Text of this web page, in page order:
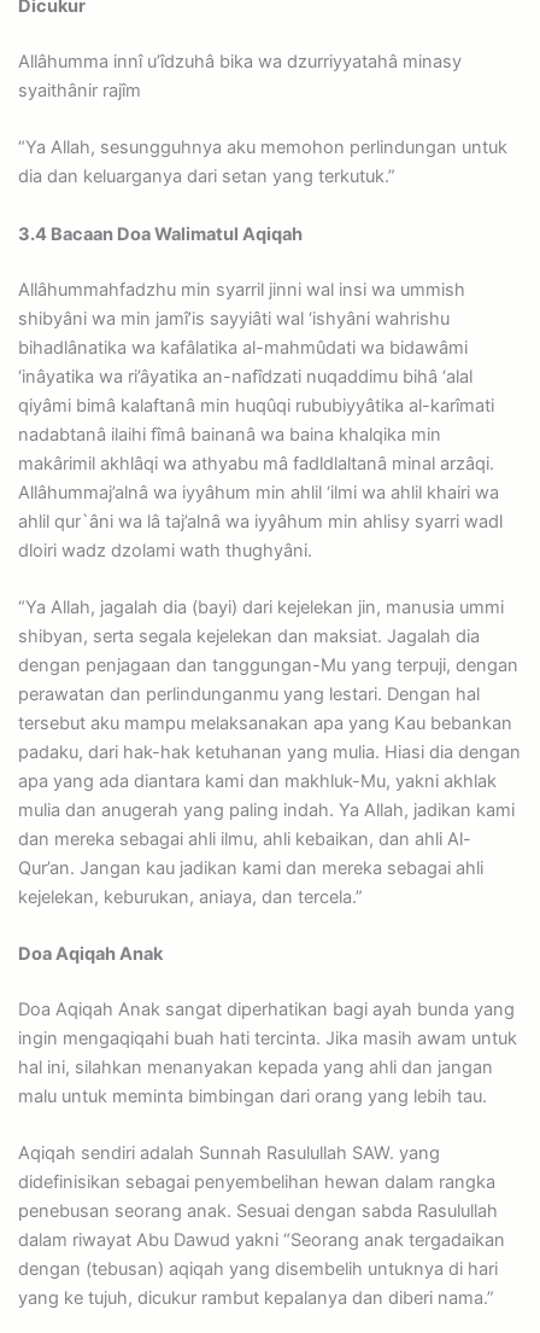
Dicukur
Allâhumma innî u’îdzuhâ bika wa dzurriyyatahâ minasy
syaithânir rajîm
“Ya Allah, sesungguhnya aku memohon perlindungan untuk
dia dan keluarganya dari setan yang terkutuk.”
3.4 Bacaan Doa Walimatul Aqiqah
Allâhummahfadzhu min syarril jinni wal insi wa ummish
shibyâni wa min jamî’is sayyiâti wal ‘ishyâni wahrishu
bihadlânatika wa kafâlatika al-mahmûdati wa bidawâmi
‘inâyatika wa ri’âyatika an-nafîdzati nuqaddimu bihâ ‘alal
qiyâmi bimâ kalaftanâ min huqûqi rububiyyâtika al-karîmati
nadabtanâ ilaihi fîmâ bainanâ wa baina khalqika min
makârimil akhlâqi wa athyabu mâ fadldlaltanâ minal arzâqi.
Allâhummaj’alnâ wa iyyâhum min ahlil ‘ilmi wa ahlil khairi wa
ahlil qur`âni wa lâ taj’alnâ wa iyyâhum min ahlisy syarri wadl
dloiri wadz dzolami wath thughyâni.
“Ya Allah, jagalah dia (bayi) dari kejelekan jin, manusia ummi
shibyan, serta segala kejelekan dan maksiat. Jagalah dia
dengan penjagaan dan tanggungan-Mu yang terpuji, dengan
perawatan dan perlindunganmu yang lestari. Dengan hal
tersebut aku mampu melaksanakan apa yang Kau bebankan
padaku, dari hak-hak ketuhanan yang mulia. Hiasi dia dengan
apa yang ada diantara kami dan makhluk-Mu, yakni akhlak
mulia dan anugerah yang paling indah. Ya Allah, jadikan kami
dan mereka sebagai ahli ilmu, ahli kebaikan, dan ahli Al-
Qur’an. Jangan kau jadikan kami dan mereka sebagai ahli
kejelekan, keburukan, aniaya, dan tercela.”
Doa Aqiqah Anak
Doa Aqiqah Anak sangat diperhatikan bagi ayah bunda yang
ingin mengaqiqahi buah hati tercinta. Jika masih awam untuk
hal ini, silahkan menanyakan kepada yang ahli dan jangan
malu untuk meminta bimbingan dari orang yang lebih tau.
Aqiqah sendiri adalah Sunnah Rasulullah SAW. yang
didefinisikan sebagai penyembelihan hewan dalam rangka
penebusan seorang anak. Sesuai dengan sabda Rasulullah
dalam riwayat Abu Dawud yakni “Seorang anak tergadaikan
dengan (tebusan) aqiqah yang disembelih untuknya di hari
yang ke tujuh, dicukur rambut kepalanya dan diberi nama.”